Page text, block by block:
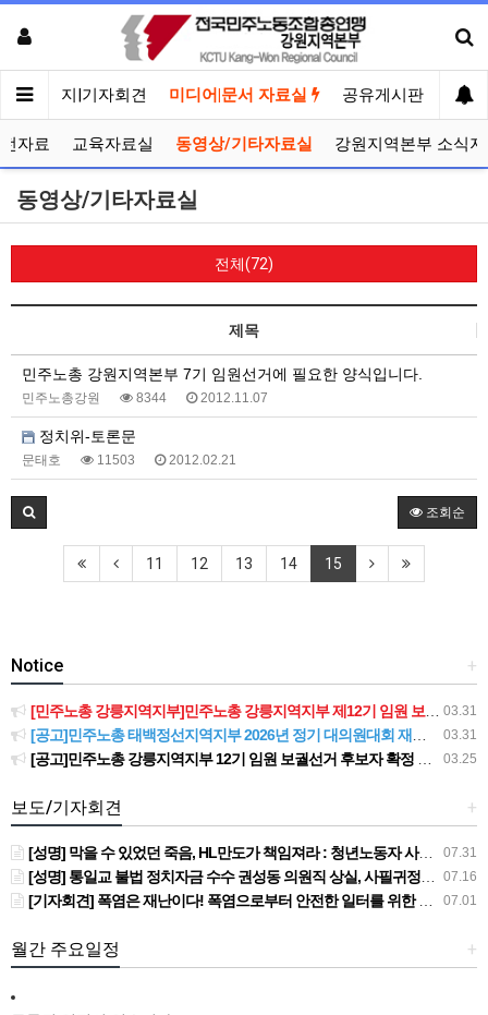
인 공지|기자회견 미디어|문서 자료실 공유게시판 선
자료 교육자료실 동영상/기타자료실 강원지역본부 소식지
동영상/기타자료실
전체(72)
제목
민주노총 강원지역본부 7기 임원선거에 필요한 양식입니다.
민주노총강원 8344 2012.11.07
정치위-토론문
문태호 11503 2012.02.21
조회순
11 12 13 14 15
+
Notice
03.31
[민주노총 강릉지역지부]민주노총 강릉지역지부 제12기 임원 보궐선거결과 공고
03.31
[공고]민주노총 태백정선지역지부 2026년 정기 대의원대회 재소집 건
03.25
[공고]민주노총 강릉지역지부 12기 임원 보궐선거 후보자 확정 공고
+
보도/기자회견
07.31
[성명] 막을 수 있었던 죽음, HL만도가 책임져라 : 청년노동자 사망사고의 철저한 진상규명과 재발방지 대책 마련하라
07.16
[성명] 통일교 불법 정치자금 수수 권성동 의원직 상실, 사필귀정이다
07.01
[기자회견] 폭염은 재난이다! 폭염으로부터 안전한 일터를 위한 민주노총 강원지역본부 폭염감시단 선포 기자회견
+
월간 주요일정